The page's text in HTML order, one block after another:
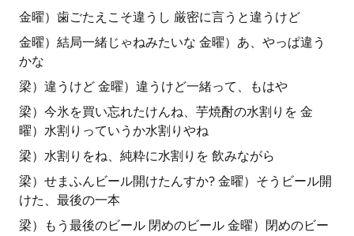
金曜）歯ごたえこそ違うし 厳密に言うと違うけど
金曜）結局一緒じゃねみたいな 金曜）あ、やっぱ違う
かな
梁）違うけど 金曜）違うけど一緒って、もはや
梁）今氷を買い忘れたけんね、芋焼酎の水割りを 金
曜）水割りっていうか水割りやね
梁）水割りをね、純粋に水割りを 飲みながら
梁）せまふんビール開けたんすか? 金曜）そうビール開
けた、最後の一本
梁）もう最後のビール 閉めのビール 金曜）閉めのビー